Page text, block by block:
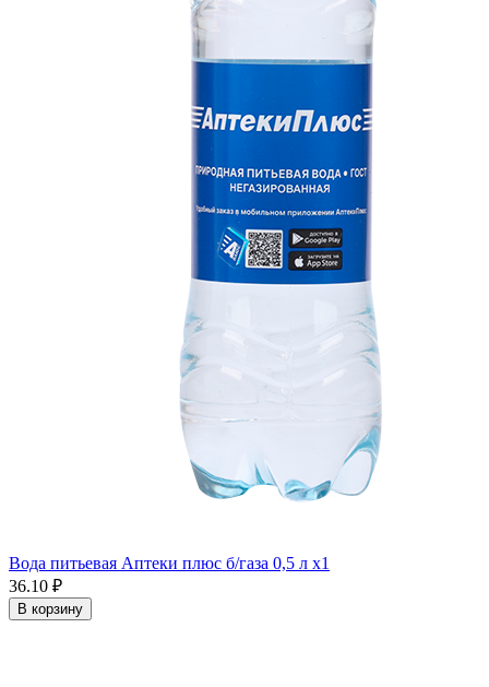
Вода питьевая Аптеки плюс б/газа 0,5 л x1
36.10 ₽
В корзину